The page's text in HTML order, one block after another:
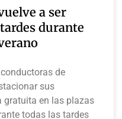
a ser
durante
de
sus
gratuita en las plazas
todas las tardes